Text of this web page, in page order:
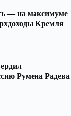
— на максимуме
Кремля
Румена Радева